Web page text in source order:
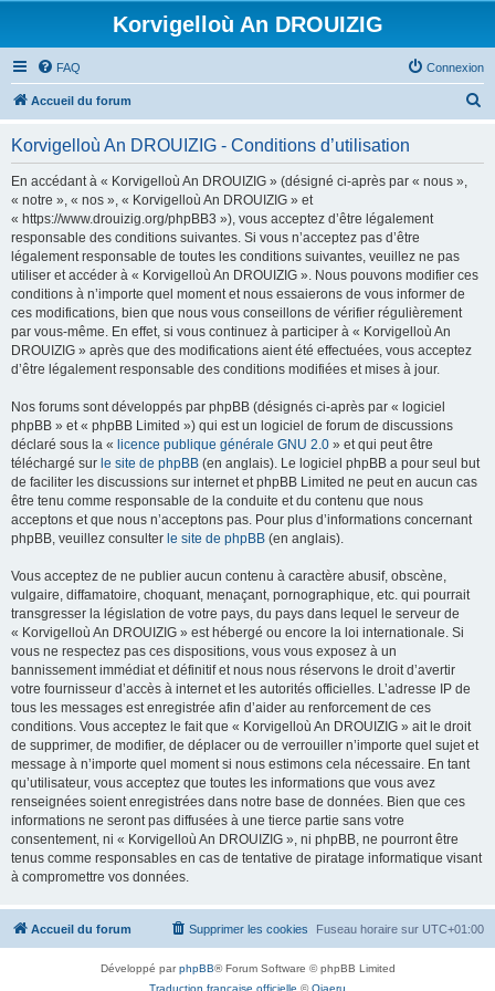
Korvigelloù An DROUIZIG
FAQ Connexion
Accueil du forum
Korvigelloù An DROUIZIG - Conditions d’utilisation
En accédant à « Korvigelloù An DROUIZIG » (désigné ci-après par « nous »,
« notre », « nos », « Korvigelloù An DROUIZIG » et
« https://www.drouizig.org/phpBB3 »), vous acceptez d’être légalement
responsable des conditions suivantes. Si vous n’acceptez pas d’être
légalement responsable de toutes les conditions suivantes, veuillez ne pas
utiliser et accéder à « Korvigelloù An DROUIZIG ». Nous pouvons modifier ces
conditions à n’importe quel moment et nous essaierons de vous informer de
ces modifications, bien que nous vous conseillons de vérifier régulièrement
par vous-même. En effet, si vous continuez à participer à « Korvigelloù An
DROUIZIG » après que des modifications aient été effectuées, vous acceptez
d’être légalement responsable des conditions modifiées et mises à jour.
Nos forums sont développés par phpBB (désignés ci-après par « logiciel
phpBB » et « phpBB Limited ») qui est un logiciel de forum de discussions
déclaré sous la « licence publique générale GNU 2.0 » et qui peut être
téléchargé sur le site de phpBB (en anglais). Le logiciel phpBB a pour seul but
de faciliter les discussions sur internet et phpBB Limited ne peut en aucun cas
être tenu comme responsable de la conduite et du contenu que nous
acceptons et que nous n’acceptons pas. Pour plus d’informations concernant
phpBB, veuillez consulter le site de phpBB (en anglais).
Vous acceptez de ne publier aucun contenu à caractère abusif, obscène,
vulgaire, diffamatoire, choquant, menaçant, pornographique, etc. qui pourrait
transgresser la législation de votre pays, du pays dans lequel le serveur de
« Korvigelloù An DROUIZIG » est hébergé ou encore la loi internationale. Si
vous ne respectez pas ces dispositions, vous vous exposez à un
bannissement immédiat et définitif et nous nous réservons le droit d’avertir
votre fournisseur d’accès à internet et les autorités officielles. L’adresse IP de
tous les messages est enregistrée afin d’aider au renforcement de ces
conditions. Vous acceptez le fait que « Korvigelloù An DROUIZIG » ait le droit
de supprimer, de modifier, de déplacer ou de verrouiller n’importe quel sujet et
message à n’importe quel moment si nous estimons cela nécessaire. En tant
qu’utilisateur, vous acceptez que toutes les informations que vous avez
renseignées soient enregistrées dans notre base de données. Bien que ces
informations ne seront pas diffusées à une tierce partie sans votre
consentement, ni « Korvigelloù An DROUIZIG », ni phpBB, ne pourront être
tenus comme responsables en cas de tentative de piratage informatique visant
à compromettre vos données.
Accueil du forum Fuseau horaire sur UTC+01:00
Supprimer les cookies
Développé parphpBB® Forum Software © phpBB Limited
Traduction française officielle ©Qiaeru